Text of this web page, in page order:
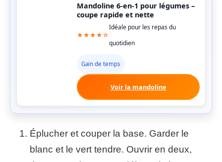
Mandoline 6-en-1 pour légumes –
coupe rapide et nette
★★★★☆
Idéale pour les repas du
quotidien
Gain de temps
Voir la mandoline
Éplucher et couper la base. Garder le
blanc et le vert tendre. Ouvrir en deux,